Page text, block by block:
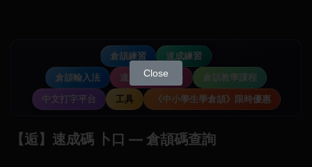
倉頡練習
速成練習
倉頡輸入法
速成輸入法教學
倉頡教學課程
中文打字平台
工具 《中小學生學倉頡》限時優惠
【逅】速成碼 卜口 — 倉頡碼查詢
Close